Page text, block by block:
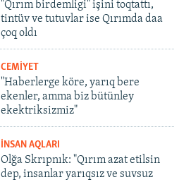
"Qırım birdemligi" işini toqtattı,
tintüv ve tutuvlar ise Qırımda daa
çoq oldı
CEMİYET
"Haberlerge köre, yarıq bere
ekenler, amma biz bütünley
ekektriksizmiz"
İNSAN AQLARI
Olğa Skrıpnık: "Qırım azat etilsin
dep, insanlar yarıqsız ve suvsuz